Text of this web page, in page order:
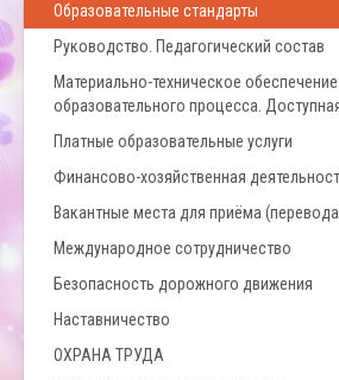
Образовательные стандарты
Руководство. Педагогический состав
Материально-техническое
образовательного процесса.
Платные образовательные услуги
Финансово-хозяйственная
Вакантные места для приёма
Международное сотрудничество
Безопасность дорожного движения
Наставничество
ОХРАНА ТРУДА